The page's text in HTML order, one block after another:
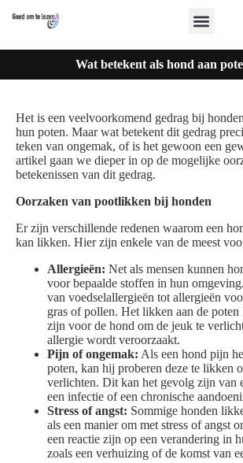
Wat betekent als hond aan
Het is een veelvoorkomend gedrag bij
hun poten. Maar wat betekent dit gedrag
teken van ongemak, of is het gewoon een
artikel gaan we dieper in op de mogelijke
betekenissen van dit gedrag.
Oorzaken van pootlikken bij honden
Er zijn verschillende redenen waarom een
kan likken. Hier zijn enkele van de meest
Allergieën: Net als mensen kunnen
voor bepaalde stoffen in hun
van voedselallergieën tot allergieën
gras of pollen. Het likken aan de poten
zijn voor de hond om de jeuk te
allergie wordt veroorzaakt.
Pijn of ongemak: Als een hond pijn
poten, kan hij proberen deze te likken
verlichten. Dit kan het gevolg zijn van
een infectie of een chronische
Stress of angst: Sommige honden
als een manier om met stress of angst
een reactie zijn op een verandering in
zoals een verhuizing of de komst van